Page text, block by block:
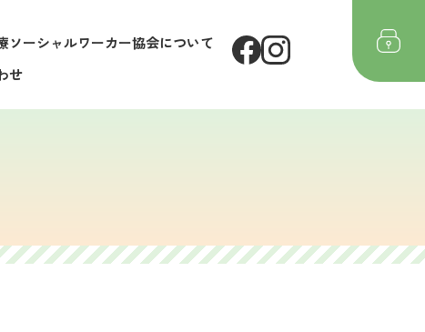
ソーシャルワーカー協会について
せ